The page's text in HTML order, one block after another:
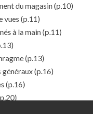
du magasin(p.10)
vues (p.11)
à la main(p.11)
(p.13)
généraux(p.16)
(p.16)